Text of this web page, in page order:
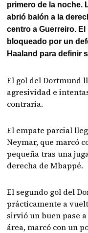
primero de la noche.
abrió balón a la
centro a Guerreiro.
bloqueado por un
Haaland para definir
El gol del Dortmund
agresividad e
contraria.
El empate parcial
Neymar, que marcó
pequeña tras una
derecha de Mbappé.
El segundo gol del
prácticamente a
sirvió un buen pase
área, marcó con un